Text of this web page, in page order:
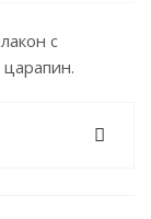
с
царапин.